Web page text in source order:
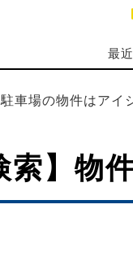
最
車場の物件はアイ
索】物